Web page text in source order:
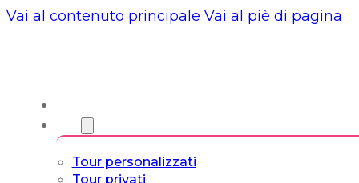
Vai al contenuto principale Vai al piè di pagina
Tour personalizzati
Tour privati